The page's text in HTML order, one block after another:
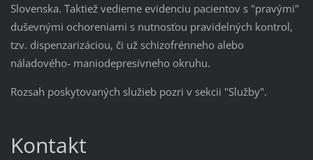
Slovenska. Taktiež vedieme evidenciu pacientov s "pravými"
duševnými ochoreniami s nutnosťou pravidelných kontrol,
tzv. dispenzarizáciou, či už schizofrénneho alebo
náladového- maniodepresívneho okruhu.
Rozsah poskytovaných služieb pozri v sekcii "Služby".
Kontakt